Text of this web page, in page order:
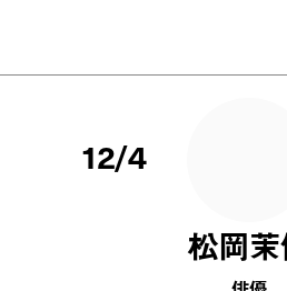
12/4
松岡